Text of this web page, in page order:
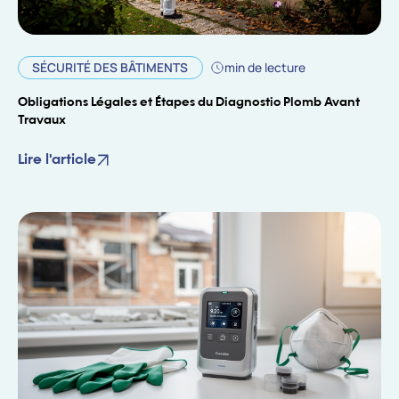
SÉCURITÉ DES BÂTIMENTS min de lecture
Obligations Légales et Étapes du Diagnostic Plomb Avant
Travaux
Lire l'article